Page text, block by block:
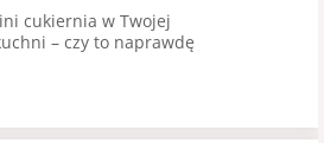
cukiernia w Twojej
– czy to naprawdę